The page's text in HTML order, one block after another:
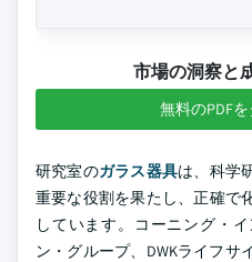
市場の洞察と
無料のPDF
研究室のガラス器具は、科学
重要な役割を果たし、正確で
しています。コーニング・
ン・グループ、DWKライフサ